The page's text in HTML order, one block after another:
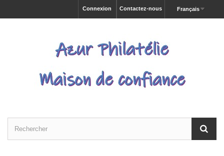
Français
Contactez-nous
Connexion